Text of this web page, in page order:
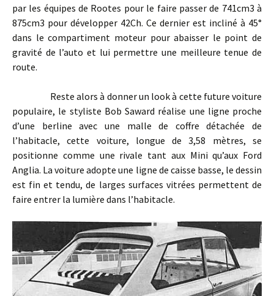
par les équipes de Rootes pour le faire passer de 741cm3 à
875cm3 pour développer 42Ch. Ce dernier est incliné à 45°
dans le compartiment moteur pour abaisser le point de
gravité de l’auto et lui permettre une meilleure tenue de
route.
Reste alors à donner un look à cette future voiture
populaire, le styliste Bob Saward réalise une ligne proche
d’une berline avec une malle de coffre détachée de
l’habitacle, cette voiture, longue de 3,58 mètres, se
positionne comme une rivale tant aux Mini qu’aux Ford
Anglia. La voiture adopte une ligne de caisse basse, le dessin
est fin et tendu, de larges surfaces vitrées permettent de
faire entrer la lumière dans l’habitacle.